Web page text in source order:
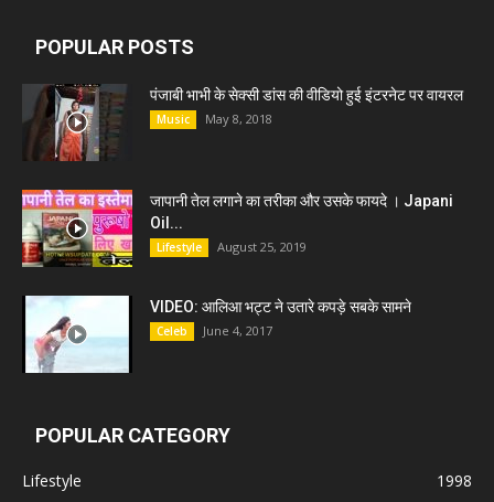
POPULAR POSTS
पंजाबी भाभी के सेक्सी डांस की वीडियो हुई इंटरनेट पर वायरल
Music May 8, 2018
जापानी तेल लगाने का तरीका और उसके फायदे । Japani
Oil...
Lifestyle August 25, 2019
VIDEO: आलिआ भट्ट ने उतारे कपड़े सबके सामने
Celeb June 4, 2017
POPULAR CATEGORY
Lifestyle
1998